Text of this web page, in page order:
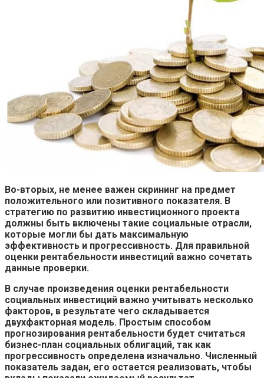
Во-вторых, не менее важен скрининг на предмет
положительного или позитивного показателя. В
стратегию по развитию инвестиционного проекта
должны быть включены такие социальные отрасли,
которые могли бы дать максимальную
эффективность и прогрессивность. Для правильной
оценки рентабельности инвестиций важно сочетать
данные проверки.
В случае произведения оценки рентабельности
социальных инвестиций важно учитывать несколько
факторов, в результате чего складывается
двухфакторная модель. Простым способом
прогнозирования рентабельности будет считаться
бизнес-план социальных облигаций, так как
прогрессивность определена изначально. Численный
показатель задан, его остается реализовать, чтобы